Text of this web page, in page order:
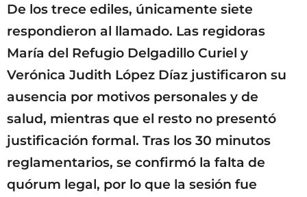
De los trece ediles, únicamente siete
respondieron al llamado. Las regidoras
María del Refugio Delgadillo Curiel y
Verónica Judith López Díaz justificaron su
ausencia por motivos personales y de
salud, mientras que el resto no presentó
justificación formal. Tras los 30 minutos
reglamentarios, se confirmó la falta de
quórum legal, por lo que la sesión fue